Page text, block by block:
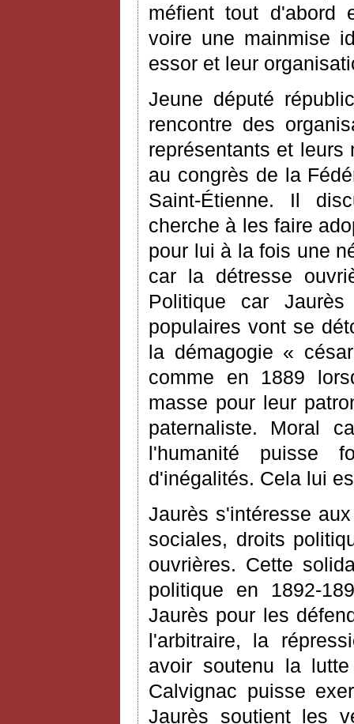
méfient tout d'abord
voire une mainmise
essor et leur
Jeune député
rencontre des
représentants et
au congrès de la
Saint-Étienne. Il
cherche à les faire
pour lui à la fois une
car la détresse
Politique car
populaires vont se
la démagogie «
comme en 1889
masse pour leur
paternaliste. Moral
l'humanité puisse
d'inégalités. Cela lui
Jaurès s'intéresse
sociales, droits
ouvrières. Cette
politique en 1892-
Jaurès pour les
l'arbitraire, la
avoir soutenu la
Calvignac puisse
Jaurès soutient les